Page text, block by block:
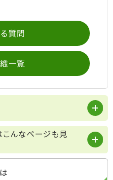
質問
一覧
んなページも見